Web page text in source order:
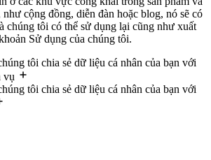
cộng đồng, diễn đàn hoặc blog, nó sẽ có
chúng tôi có thể sử dụng lại cũng như xuất
Sử dụng của chúng tôi.
tôi chia sẻ dữ liệu cá nhân của bạn với
vụ
tôi chia sẻ dữ liệu cá nhân của bạn với